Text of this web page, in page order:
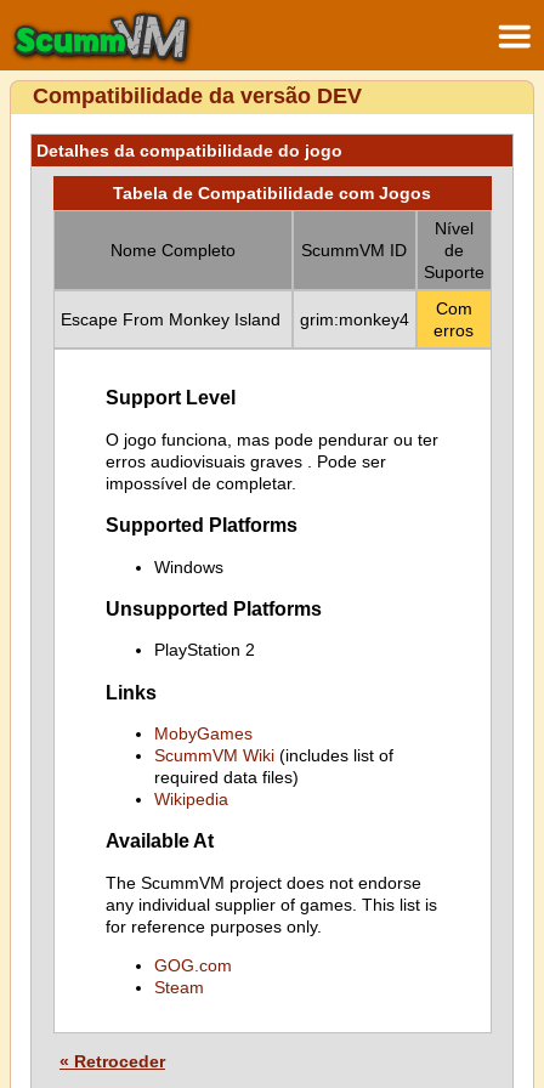
Compatibilidade da versão DEV
Detalhes da compatibilidade do jogo
Tabela de Compatibilidade com Jogos
Nome Completo ScummVM ID
Nível
de
Suporte
Escape From Monkey Island grim:monkey4
Com
erros
Support Level
O jogo funciona, mas pode pendurar ou ter
erros audiovisuais graves . Pode ser
impossível de completar.
Supported Platforms
Windows
Unsupported Platforms
PlayStation 2
Links
MobyGames
ScummVM Wiki(includes list of
required data files)
Wikipedia
Available At
The ScummVM project does not endorse
any individual supplier of games. This list is
for reference purposes only.
GOG.com
Steam
« Retroceder